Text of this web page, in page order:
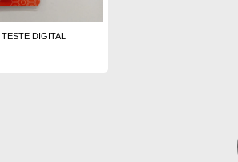
DIGITAL